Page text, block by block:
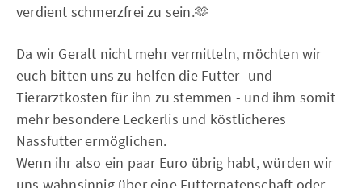
verdient schmerzfrei zu sein.🫶
Da wir Geralt nicht mehr vermitteln, möchten wir
euch bitten uns zu helfen die Futter- und
Tierarztkosten für ihn zu stemmen - und ihm somit
mehr besondere Leckerlis und köstlicheres
Nassfutter ermöglichen.
Wenn ihr also ein paar Euro übrig habt, würden wir